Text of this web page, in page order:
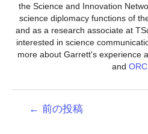
the Science and Innovation
science diplomacy functions of
and as a research associate at
interested in science
more about Garrett's experience
and
← 前の投稿